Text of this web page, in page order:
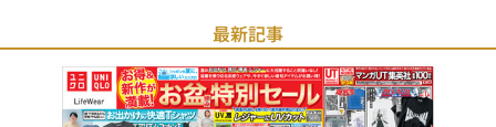
最新記事